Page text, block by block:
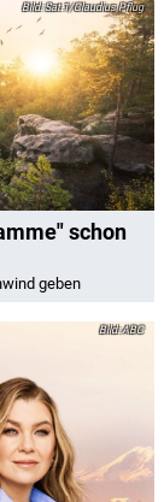
Sat.1/Claudius Pflug
schon
geben
ABC